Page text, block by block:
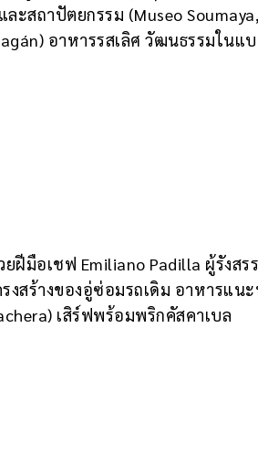
สถาปัตยกรรม (Museo Soumaya,
อาหารรสเลิศ วัฒนธรรมในแ
ฝีมือเชฟ Emiliano Padilla ผู้รังสร
สร้างของอู่ซ่อมรถเดิม อาหารแน
เสิร์ฟพร้อมพริกคัสคาเบล